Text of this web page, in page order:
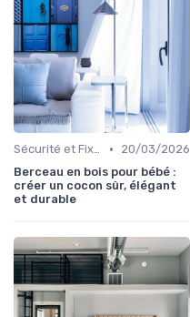
Sécurité et Fixations •
20/03/2026
Berceau en bois pour bébé :
créer un cocon sûr, élégant
et durable